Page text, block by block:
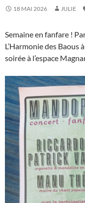
18 MAI 2026 JULIE
Semaine en fanfare !
L’Harmonie des Baous
soirée à l’espace